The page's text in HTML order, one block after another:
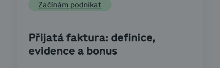
Začínám podnikat
Přijatá faktura: definice,
evidence a bonus